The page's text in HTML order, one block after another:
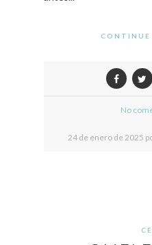
CONTINUE
No
24 de enero de 2025